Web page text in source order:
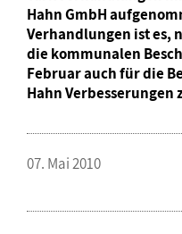
Hahn GmbH
Verhandlungen ist es,
die kommunalen
Februar auch für die
Hahn Verbesserungen
07. Mai 2010